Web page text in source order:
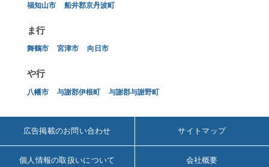
福知山市 船井郡京丹波町
ま行
舞鶴市 宮津市 向日市
や行
八幡市 与謝郡伊根町 与謝郡与謝野町
広告掲載のお問い合わせ サイトマップ
個人情報の取扱いについて 会社概要